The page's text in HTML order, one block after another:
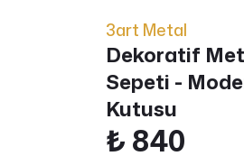
3art Metal
Dekoratif
Sepeti -
Kutusu
₺ 840